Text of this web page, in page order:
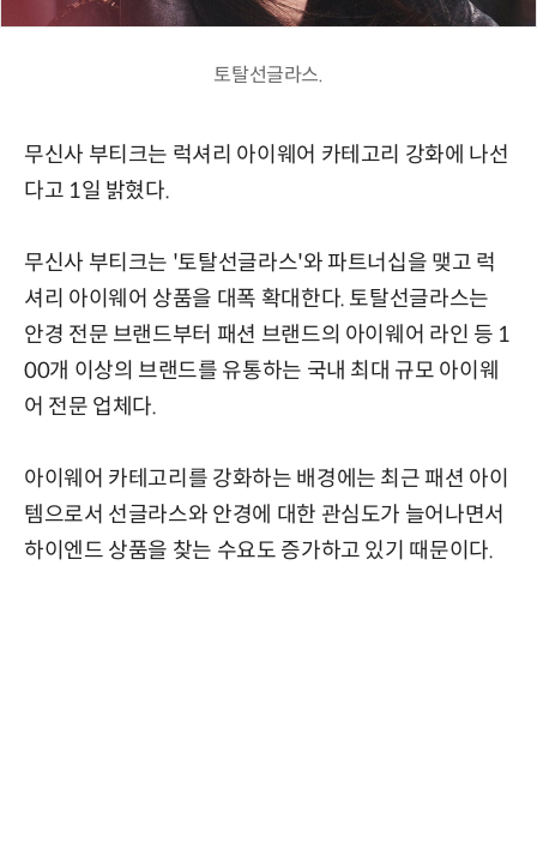
토탈선글라스.
무신사 부티크는 럭셔리 아이웨어 카테고리 강화에 나선
다고 1일 밝혔다.
무신사 부티크는 '토탈선글라스'와 파트너십을 맺고 럭
셔리 아이웨어 상품을 대폭 확대한다. 토탈선글라스는
안경 전문 브랜드부터 패션 브랜드의 아이웨어 라인 등 1
00개 이상의 브랜드를 유통하는 국내 최대 규모 아이웨
어 전문 업체다.
아이웨어 카테고리를 강화하는 배경에는 최근 패션 아이
템으로서 선글라스와 안경에 대한 관심도가 늘어나면서
하이엔드 상품을 찾는 수요도 증가하고 있기 때문이다.